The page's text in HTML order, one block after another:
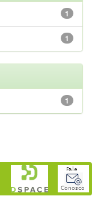
1
1
1